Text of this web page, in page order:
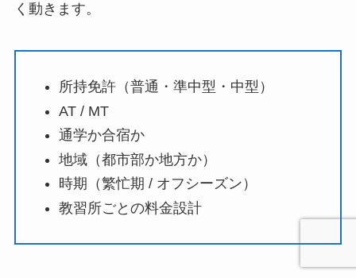
く動きます。
所持免許（普通・準中型・中型）
AT / MT
通学か合宿か
地域（都市部か地方か）
時期（繁忙期 / オフシーズン）
教習所ごとの料金設計